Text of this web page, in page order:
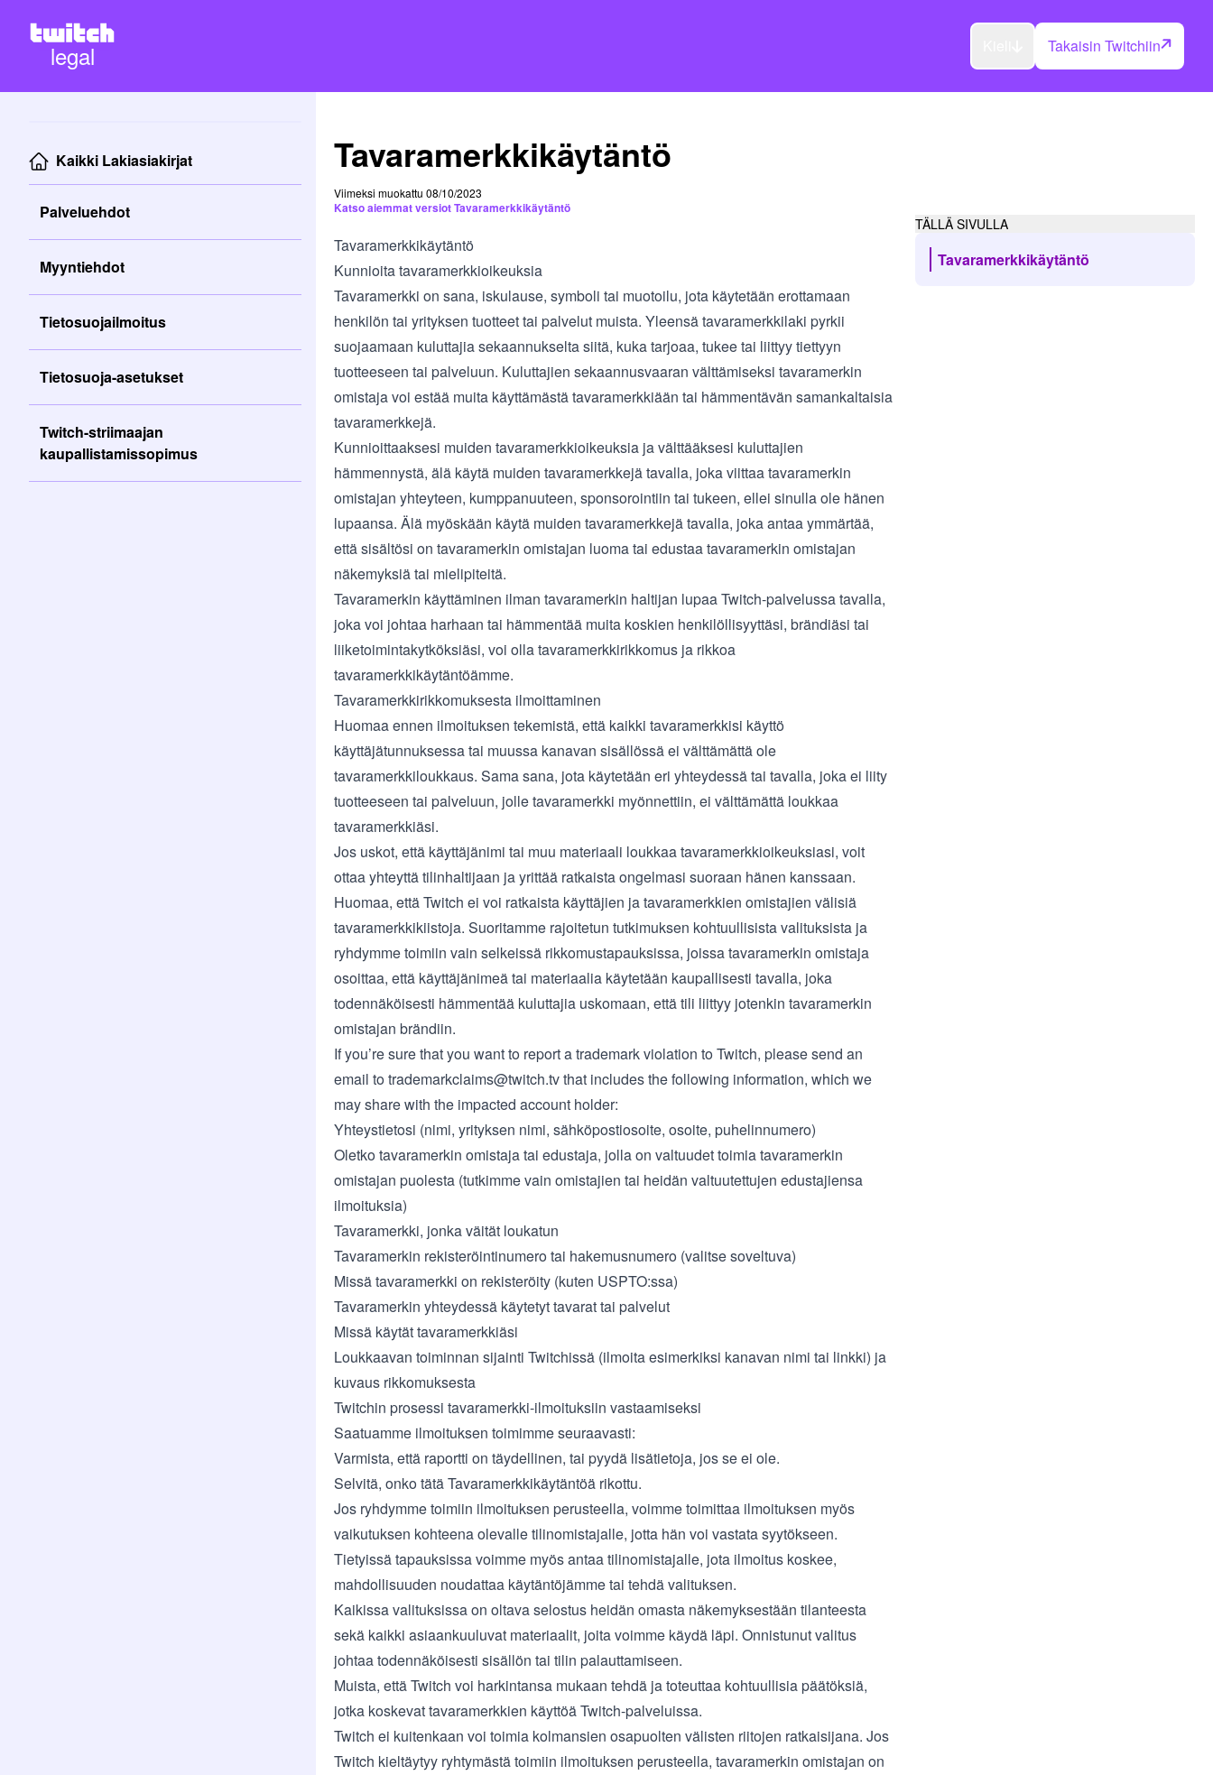
legal Takaisin Twitchiin
Kaikki Lakiasiakirjat
Palveluehdot
Myyntiehdot
Tietosuojailmoitus
Tietosuoja-asetukset
Twitch-striimaajan
kaupallistamissopimus
Tavaramerkkikäytäntö
TÄLLÄ SIVULLA
Tavaramerkkikäytäntö
Viimeksi muokattu 08/10/2023
Katso aiemmat versiot Tavaramerkkikäytäntö
Tavaramerkkikäytäntö
Kunnioita tavaramerkkioikeuksia
Tavaramerkki on sana, iskulause, symboli tai muotoilu, jota käytetään erottamaan
henkilön tai yrityksen tuotteet tai palvelut muista. Yleensä tavaramerkkilaki pyrkii
suojaamaan kuluttajia sekaannukselta siitä, kuka tarjoaa, tukee tai liittyy tiettyyn
tuotteeseen tai palveluun. Kuluttajien sekaannusvaaran välttämiseksi tavaramerkin
omistaja voi estää muita käyttämästä tavaramerkkiään tai hämmentävän samankaltaisia
tavaramerkkejä.
Kunnioittaaksesi muiden tavaramerkkioikeuksia ja välttääksesi kuluttajien
hämmennystä, älä käytä muiden tavaramerkkejä tavalla, joka viittaa tavaramerkin
omistajan yhteyteen, kumppanuuteen, sponsorointiin tai tukeen, ellei sinulla ole hänen
lupaansa. Älä myöskään käytä muiden tavaramerkkejä tavalla, joka antaa ymmärtää,
että sisältösi on tavaramerkin omistajan luoma tai edustaa tavaramerkin omistajan
näkemyksiä tai mielipiteitä.
Tavaramerkin käyttäminen ilman tavaramerkin haltijan lupaa Twitch-palvelussa tavalla,
joka voi johtaa harhaan tai hämmentää muita koskien henkilöllisyyttäsi, brändiäsi tai
liiketoimintakytköksiäsi, voi olla tavaramerkkirikkomus ja rikkoa
tavaramerkkikäytäntöämme.
Tavaramerkkirikkomuksesta ilmoittaminen
Huomaa ennen ilmoituksen tekemistä, että kaikki tavaramerkkisi käyttö
käyttäjätunnuksessa tai muussa kanavan sisällössä ei välttämättä ole
tavaramerkkiloukkaus. Sama sana, jota käytetään eri yhteydessä tai tavalla, joka ei liity
tuotteeseen tai palveluun, jolle tavaramerkki myönnettiin, ei välttämättä loukkaa
tavaramerkkiäsi.
Jos uskot, että käyttäjänimi tai muu materiaali loukkaa tavaramerkkioikeuksiasi, voit
ottaa yhteyttä tilinhaltijaan ja yrittää ratkaista ongelmasi suoraan hänen kanssaan.
Huomaa, että Twitch ei voi ratkaista käyttäjien ja tavaramerkkien omistajien välisiä
tavaramerkkikiistoja. Suoritamme rajoitetun tutkimuksen kohtuullisista valituksista ja
ryhdymme toimiin vain selkeissä rikkomustapauksissa, joissa tavaramerkin omistaja
osoittaa, että käyttäjänimeä tai materiaalia käytetään kaupallisesti tavalla, joka
todennäköisesti hämmentää kuluttajia uskomaan, että tili liittyy jotenkin tavaramerkin
omistajan brändiin.
If you’re sure that you want to report a trademark violation to Twitch, please send an
email totrademarkclaims@twitch.tvthat includes the following information, which we
may share with the impacted account holder:
Yhteystietosi (nimi, yrityksen nimi, sähköpostiosoite, osoite, puhelinnumero)
Oletko tavaramerkin omistaja tai edustaja, jolla on valtuudet toimia tavaramerkin
omistajan puolesta (tutkimme vain omistajien tai heidän valtuutettujen edustajiensa
ilmoituksia)
Tavaramerkki, jonka väität loukatun
Tavaramerkin rekisteröintinumero tai hakemusnumero (valitse soveltuva)
Missä tavaramerkki on rekisteröity (kuten USPTO:ssa)
Tavaramerkin yhteydessä käytetyt tavarat tai palvelut
Missä käytät tavaramerkkiäsi
Loukkaavan toiminnan sijainti Twitchissä (ilmoita esimerkiksi kanavan nimi tai linkki) ja
kuvaus rikkomuksesta
Twitchin prosessi tavaramerkki-ilmoituksiin vastaamiseksi
Saatuamme ilmoituksen toimimme seuraavasti:
Varmista, että raportti on täydellinen, tai pyydä lisätietoja, jos se ei ole.
Selvitä, onko tätä Tavaramerkkikäytäntöä rikottu.
Jos ryhdymme toimiin ilmoituksen perusteella, voimme toimittaa ilmoituksen myös
vaikutuksen kohteena olevalle tilinomistajalle, jotta hän voi vastata syytökseen.
Tietyissä tapauksissa voimme myös antaa tilinomistajalle, jota ilmoitus koskee,
mahdollisuuden noudattaa käytäntöjämme tai tehdä valituksen.
Kaikissa valituksissa on oltava selostus heidän omasta näkemyksestään tilanteesta
sekä kaikki asiaankuuluvat materiaalit, joita voimme käydä läpi. Onnistunut valitus
johtaa todennäköisesti sisällön tai tilin palauttamiseen.
Muista, että Twitch voi harkintansa mukaan tehdä ja toteuttaa kohtuullisia päätöksiä,
jotka koskevat tavaramerkkien käyttöä Twitch-palveluissa.
Twitch ei kuitenkaan voi toimia kolmansien osapuolten välisten riitojen ratkaisijana. Jos
Twitch kieltäytyy ryhtymästä toimiin ilmoituksen perusteella, tavaramerkin omistajan on